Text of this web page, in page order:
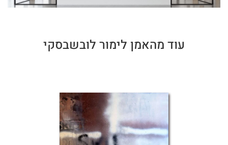
עוד מהאמן לימור לובשבסקי